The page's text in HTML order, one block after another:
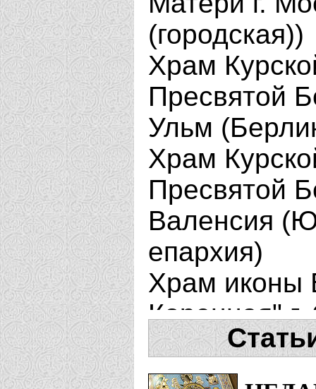
(городская))
Храм
Пресвятой
Ульм
Храм
Пресвятой
Валенсия
епархия)
Храм иконы
Коренная"
Храм иконы
(Курская-